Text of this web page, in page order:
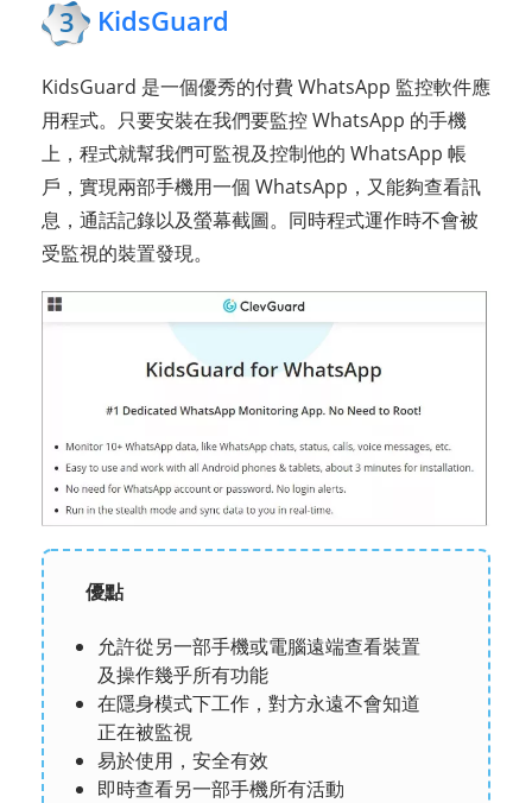
3 KidsGuard
KidsGuard 是一個優秀的付費 WhatsApp 監控軟件應
用程式。只要安裝在我們要監控 WhatsApp 的手機
上，程式就幫我們可監視及控制他的 WhatsApp 帳
戶，實現兩部手機用一個 WhatsApp，又能夠查看訊
息，通話記錄以及螢幕截圖。同時程式運作時不會被
受監視的裝置發現。
優點
允許從另一部手機或電腦遠端查看裝置
及操作幾乎所有功能
在隱身模式下工作，對方永遠不會知道
正在被監視
易於使用，安全有效
即時查看另一部手機所有活動